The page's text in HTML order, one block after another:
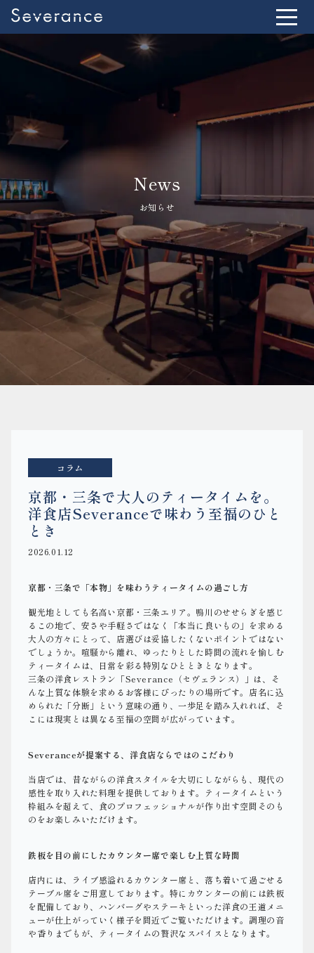
News
お知らせ
コラム
京都・三条で大人のティータイムを。
洋食店Severanceで味わう至福のひと
とき
2026.01.12
京都・三条で「本物」を味わうティータイムの過ごし方
観光地としても名高い京都・三条エリア。鴨川のせせらぎを感じ
るこの地で、安さや手軽さではなく「本当に良いもの」を求める
大人の方々にとって、店選びは妥協したくないポイントではない
でしょうか。喧騒から離れ、ゆったりとした時間の流れを愉しむ
ティータイムは、日常を彩る特別なひとときとなります。
三条の洋食レストラン「Severance（セヴェランス）」は、そ
んな上質な体験を求めるお客様にぴったりの場所です。店名に込
められた「分断」という意味の通り、一歩足を踏み入れれば、そ
こには現実とは異なる至福の空間が広がっています。
Severanceが提案する、洋食店ならではのこだわり
当店では、昔ながらの洋食スタイルを大切にしながらも、現代の
感性を取り入れた料理を提供しております。ティータイムという
枠組みを超えて、食のプロフェッショナルが作り出す空間そのも
のをお楽しみいただけます。
鉄板を目の前にしたカウンター席で楽しむ上質な時間
店内には、ライブ感溢れるカウンター席と、落ち着いて過ごせる
テーブル席をご用意しております。特にカウンターの前には鉄板
を配備しており、ハンバーグやステーキといった洋食の王道メニ
ューが仕上がっていく様子を間近でご覧いただけます。調理の音
や香りまでもが、ティータイムの贅沢なスパイスとなります。